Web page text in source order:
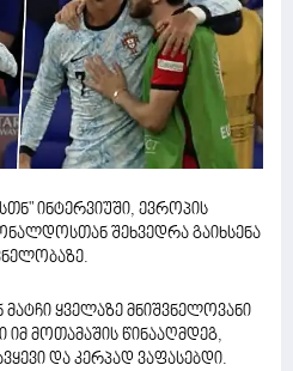
ინტერვიუში, ევროპის
შეხვედრა გაიხსენა
ყველაზე მნიშვნელოვანი
იმ მოთამაშის წინააღმდეგ,
და კერპად ვაფასებდი.